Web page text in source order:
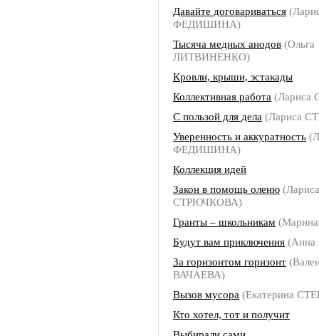
Давайте договариваться
ФЕДИШИНА)
Тысяча медных анодов (Ольга
ЛИТВИНЕНКО)
Кровли, крыши, эстакады
Коллективная работа (Лариса
С пользой для дела (Лариса
Уверенность и аккуратность
ФЕДИШИНА)
Коллекция идей
Закон в помощь оленю (Лариса
СТРЮЧКОВА)
Гранты – школьникам
Будут вам приключения
За горизонтом горизонт
ВАЧАЕВА)
Вызов мусора (Екатерина
Кто хотел, тот и получит